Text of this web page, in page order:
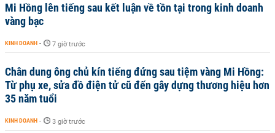
Mi Hồng lên tiếng sau kết luận về tồn tại trong kinh doanh
vàng bạc
KINH DOANH - 7 giờ trước
Chân dung ông chủ kín tiếng đứng sau tiệm vàng Mi Hồng:
Từ phụ xe, sửa đồ điện tử cũ đến gây dựng thương hiệu hơn
35 năm tuổi
KINH DOANH - 3 giờ trước